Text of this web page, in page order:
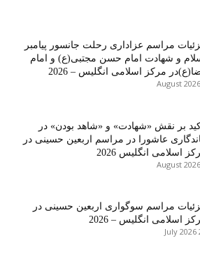
مراسم عزاداری رحلت جانسور پیامبر
و شهادت امام حسن مجتبی(ع) و امام
مرکز اسلامی انگلیس – 2026
بر نقش «شهادت» و «شاهد بودن» در
عاشورا در مراسم اربعین حسینی در
اسلامی انگلیس 2026
مراسم سوگواری اربعین حسینی در
اسلامی انگلیس – 2026